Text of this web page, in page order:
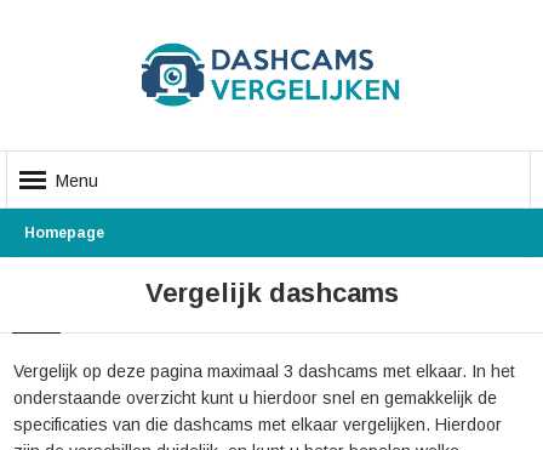
Menu
Homepage
Vergelijk dashcams
Vergelijk op deze pagina maximaal 3 dashcams met elkaar. In het
onderstaande overzicht kunt u hierdoor snel en gemakkelijk de
specificaties van die dashcams met elkaar vergelijken. Hierdoor